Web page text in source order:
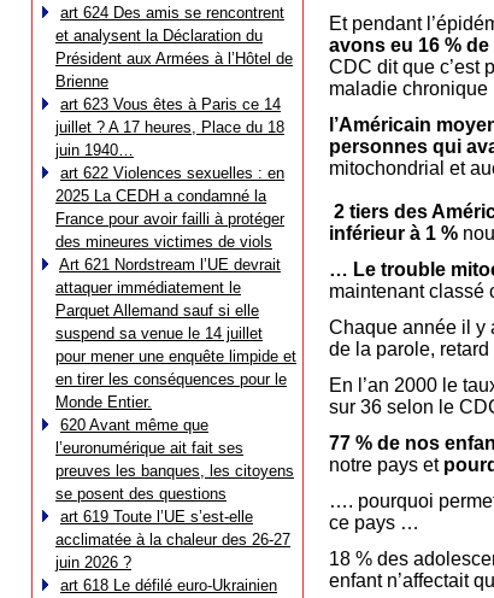
art 624 Des amis se rencontrent
et analysent la Déclaration du
Président aux Armées à l’Hôtel de
Brienne
art 623 Vous êtes à Paris ce 14
juillet ? A 17 heures, Place du 18
juin 1940…
art 622 Violences sexuelles : en
2025 La CEDH a condamné la
France pour avoir failli à protéger
des mineures victimes de viols
Art 621 Nordstream l’UE devrait
attaquer immédiatement le
Parquet Allemand sauf si elle
suspend sa venue le 14 juillet
pour mener une enquête limpide et
en tirer les conséquences pour le
Monde Entier.
620 Avant même que
l’euronumérique ait fait ses
preuves les banques, les citoyens
se posent des questions
art 619 Toute l’UE s’est-elle
acclimatée à la chaleur des 26-27
juin 2026 ?
art 618 Le défilé euro-Ukrainien
Et pendant
avons eu 16 %
CDC dit que c’est
maladie
l’Américain
personnes qui
mitochondrial et
2 tiers des
inférieur à 1 %
… Le trouble
maintenant classé
Chaque année il y
de la parole,
En l’an 2000 le
sur 36 selon le
77 % de nos
notre pays et
…. pourquoi
ce pays …
18 % des
enfant n’affectait